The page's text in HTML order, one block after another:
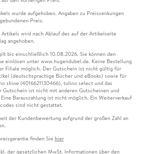
wurde aufgehoben. Angaben zu Preissenkungen
Preis.
wird nach Ablauf des auf der Artikelseite
angehoben.
bis einschließlich 10.08.2026. Sie können den
einlösen unter www.hugendubel.de. Keine Bestellung
Filiale möglich. Der Gutschein ist nicht gültig für
(deutschsprachige Bücher und eBooks) sowie für
shine (4016621130466), tolino select und das
Gutschein ist nicht mit anderen Gutscheinen und
Barauszahlung ist nicht möglich. Ein Weiterverkauf
sind nicht gestattet.
der Kundenbewertung aufgrund der großen Zahl an
finden Sie hier
der gesetzlichen MwSt. Informationen über den